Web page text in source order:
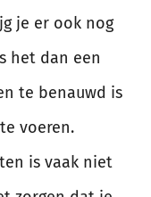
je er ook nog
het dan een
te benauwd is
voeren.
is vaak niet